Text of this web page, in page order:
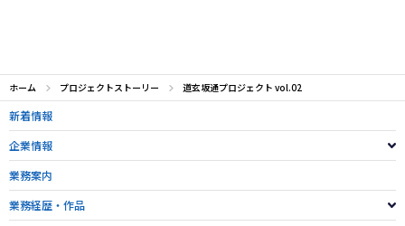
ホーム プロジェクトストーリー 道玄坂通プロジェクト vol.02
新着情報
企業情報
業務案内
業務経歴・作品